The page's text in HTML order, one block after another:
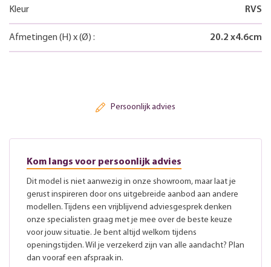
Kleur RVS
Afmetingen (H) x(Ø) : 20.2 x4.6cm
Persoonlijk advies
Kom langs voor persoonlijk advies
Dit model is niet aanwezig in onze showroom, maar laat je
gerust inspireren door ons uitgebreide aanbod aan andere
modellen. Tijdens een vrijblijvend adviesgesprek denken
onze specialisten graag met je mee over de beste keuze
voor jouw situatie. Je bent altijd welkom tijdens
openingstijden. Wil je verzekerd zijn van alle aandacht? Plan
dan vooraf een afspraak in.